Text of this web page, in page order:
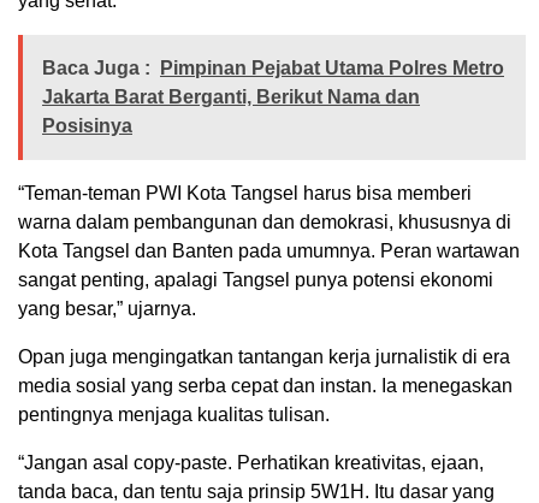
Baca Juga :
Pimpinan Pejabat Utama Polres Metro
Jakarta Barat Berganti, Berikut Nama dan
Posisinya
“Teman-teman PWI Kota Tangsel harus bisa memberi
warna dalam pembangunan dan demokrasi, khususnya di
Kota Tangsel dan Banten pada umumnya. Peran wartawan
sangat penting, apalagi Tangsel punya potensi ekonomi
yang besar,” ujarnya.
Opan juga mengingatkan tantangan kerja jurnalistik di era
media sosial yang serba cepat dan instan. Ia menegaskan
pentingnya menjaga kualitas tulisan.
“Jangan asal copy-paste. Perhatikan kreativitas, ejaan,
tanda baca, dan tentu saja prinsip 5W1H. Itu dasar yang